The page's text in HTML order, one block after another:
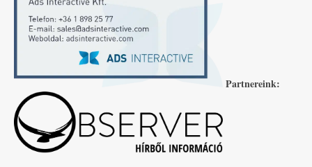
Partnereink: